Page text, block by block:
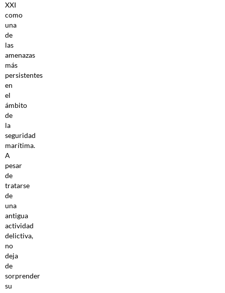
XXI
como
una
de
las
amenazas
más
persistentes
en
el
ámbito
de
la
seguridad
marítima.
A
pesar
de
tratarse
de
una
antigua
actividad
delictiva,
no
deja
de
sorprender
su